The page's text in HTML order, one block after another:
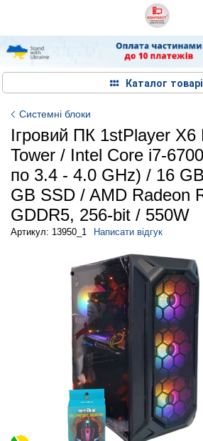
Каталог
Системні блоки
Ігровий ПК 1stPlayer X6
Tower / Intel Core i7-
по 3.4 - 4.0 GHz) / 16
GB SSD / AMD Radeon
GDDR5, 256-bit / 550W
Артикул: 13950_1 Написати відгук